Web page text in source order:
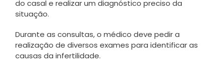
do casal e realizar um diagnóstico preciso da
situação.
Durante as consultas, o médico deve pedir a
realização de diversos exames para identificar as
causas da infertilidade.